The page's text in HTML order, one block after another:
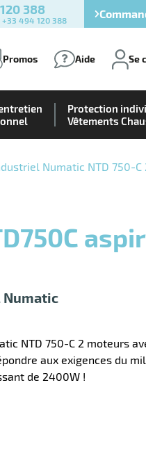
388
494 120 388
Promos Aide Se
Protection
Vêtements
Numatic NTD 750-
NTD 750-C 2 moteurs
aux exigences du
de 2400W !